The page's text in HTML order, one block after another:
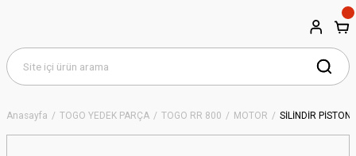
Anasayfa TOGO YEDEK PARÇA TOGO RR 800 MOTOR SİLİNDİR PİSTON